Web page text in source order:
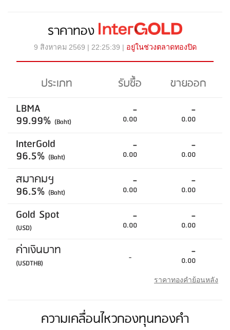
ราคาทอง
9 สิงหาคม 2569 | 22:25:39 | อยู่ในช่วงตลาดทองปิด
ประเภท รับซื้อ
ขายออก
LBMA
99.99% (Baht)
-
0.00
-
0.00
InterGold
96.5% (Baht)
-
0.00
-
0.00
สมาคมฯ
96.5% (Baht)
-
0.00
-
0.00
Gold Spot
(USD)
-
0.00
-
0.00
ค่าเงินบาท
(USDTHB) - -
0.00
ราคาทองคำย้อนหลัง
ความเคลื่อนไหวกองทุนทองคำ